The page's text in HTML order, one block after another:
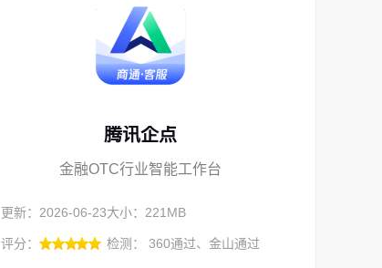
腾讯企点
金融OTC行业智能工作台
更新：2026-06-23大小：221MB
评分： 检测： 360通过、金山通过